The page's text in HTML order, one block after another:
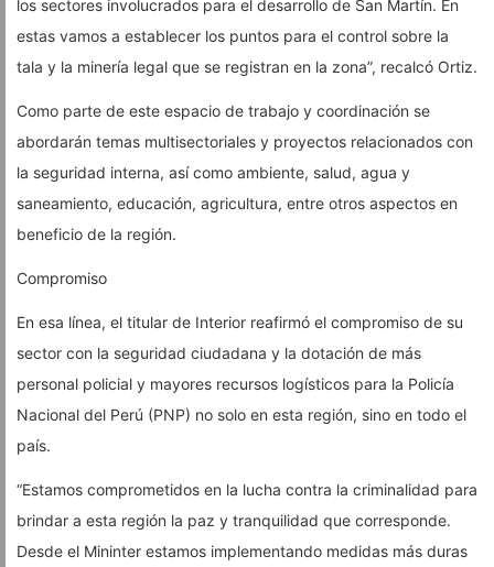
los sectores involucrados para el desarrollo de San Martín. En
estas vamos a establecer los puntos para el control sobre la
tala y la minería legal que se registran en la zona”, recalcó Ortiz.
Como parte de este espacio de trabajo y coordinación se
abordarán temas multisectoriales y proyectos relacionados con
la seguridad interna, así como ambiente, salud, agua y
saneamiento, educación, agricultura, entre otros aspectos en
beneficio de la región.
Compromiso
En esa línea, el titular de Interior reafirmó el compromiso de su
sector con la seguridad ciudadana y la dotación de más
personal policial y mayores recursos logísticos para la Policía
Nacional del Perú (PNP) no solo en esta región, sino en todo el
país.
“Estamos comprometidos en la lucha contra la criminalidad para
brindar a esta región la paz y tranquilidad que corresponde.
Desde el Mininter estamos implementando medidas más duras